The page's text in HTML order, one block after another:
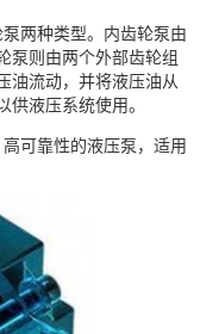
两种类型。内齿轮泵由
泵则由两个外部齿轮组
油流动，并将液压油从
液压系统使用。
可靠性的液压泵，适用